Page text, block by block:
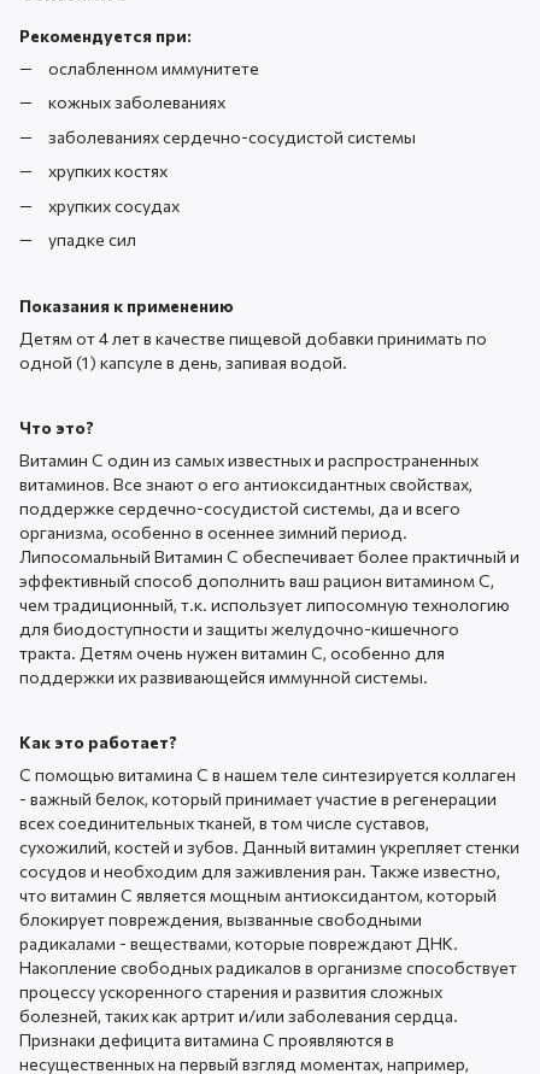
Рекомендуется при:
ослабленном иммунитете
кожных заболеваниях
заболеваниях сердечно-сосудистой системы
хрупких костях
хрупких сосудах
упадке сил
Показания к применению
Детям от 4 лет в качестве пищевой добавки принимать по
одной (1) капсуле в день, запивая водой.
Что это?
Витамин С один из самых известных и распространенных
витаминов. Все знают о его антиоксидантных свойствах,
поддержке сердечно-сосудистой системы, да и всего
организма, особенно в осеннее зимний период.
Липосомальный Витамин С обеспечивает более практичный и
эффективный способ дополнить ваш рацион витамином С,
чем традиционный, т.к. использует липосомную технологию
для биодоступности и защиты желудочно-кишечного
тракта. Детям очень нужен витамин С, особенно для
поддержки их развивающейся иммунной системы.
Как это работает?
С помощью витамина С в нашем теле синтезируется коллаген
- важный белок, который принимает участие в регенерации
всех соединительных тканей, в том числе суставов,
сухожилий, костей и зубов. Данный витамин укрепляет стенки
сосудов и необходим для заживления ран. Также известно,
что витамин С является мощным антиоксидантом, который
блокирует повреждения, вызванные свободными
радикалами - веществами, которые повреждают ДНК.
Накопление свободных радикалов в организме способствует
процессу ускоренного старения и развития сложных
болезней, таких как артрит и/или заболевания сердца.
Признаки дефицита витамина С проявляются в
несущественных на первый взгляд моментах, например,